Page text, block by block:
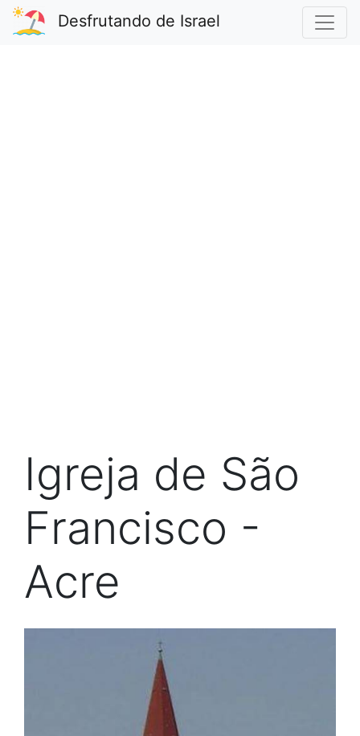
Desfrutando de Israel
Igreja de São
Francisco -
Acre